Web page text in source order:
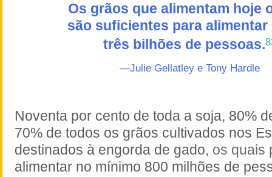
Os grãos que alimentam hoje
são suficientes para alimentar
três bilhões de pessoas.
—Julie Gellatleye Tony Hardle
Noventa por cento de toda a soja, 80%
70% de todos os grãos cultivados nos
destinados à engorda de gado, os quais
alimentar no mínimo 800 milhões de